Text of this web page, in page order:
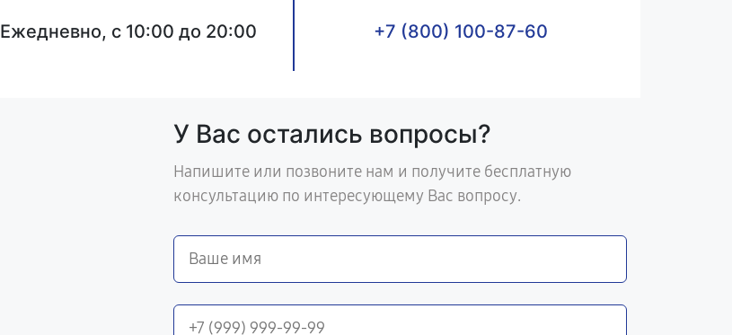
Ежедневно, с 10:00 до 20:00 +7 (800) 100-87-60
У Вас остались вопросы?
Напишите или позвоните нам и получите бесплатную
консультацию по интересующему Вас вопросу.